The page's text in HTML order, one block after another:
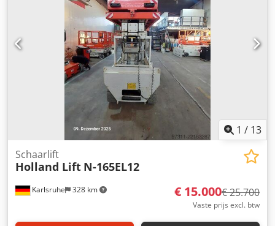
1 / 13
Karlsruhe 328 km
Schaarlift
Holland Lift N-165EL12
€ 15.000€ 25.700
Vaste prijs excl. btw